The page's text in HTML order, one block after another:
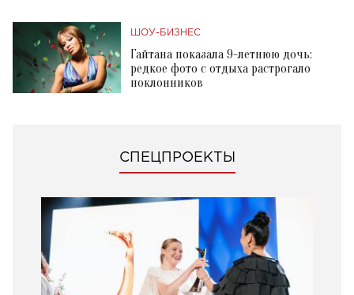
ШОУ-БИЗНЕС
Гайтана показала 9-летнюю дочь:
редкое фото с отдыха растрогало
поклонников
СПЕЦПРОЕКТЫ